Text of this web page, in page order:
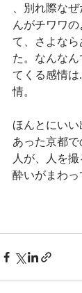
、別れ際な
んがチワワ
て、さよな
た。なんな
てくる感情
情。
ほんとにい
あった京都で
人が、人を撮
酔いがまわっ